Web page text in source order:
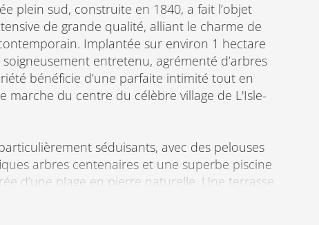
plein sud, construite en 1840, a fait l’objet
de grande qualité, alliant le charme de
Implantée sur environ 1 hectare
entretenu, agrémenté d’arbres
bénéficie d’une parfaite intimité tout en
marche du centre du célèbre village de L'Isle-
séduisants, avec des pelouses
arbres centenaires et une superbe piscine
d’une plage en pierre naturelle. Une terrasse
idéal pour les repas en extérieur et les
tandis que le jardin a été conçu pour un